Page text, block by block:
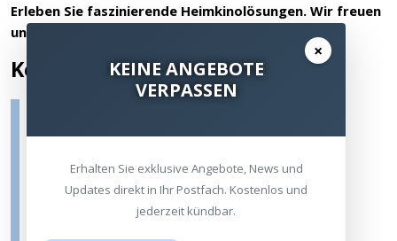
Erleben Sie faszinierende Heimkinolösungen. Wir freuen
uns auf Ihren Besuch!
Kontakt & Anfahrt
Glemsgaustrasse 15
70499 Stuttgart-Weilimdorf
×
KEINE ANGEBOTE
VERPASSEN
Erhalten Sie exklusive Angebote, News und
Updates direkt in Ihr Postfach. Kostenlos und
jederzeit kündbar.